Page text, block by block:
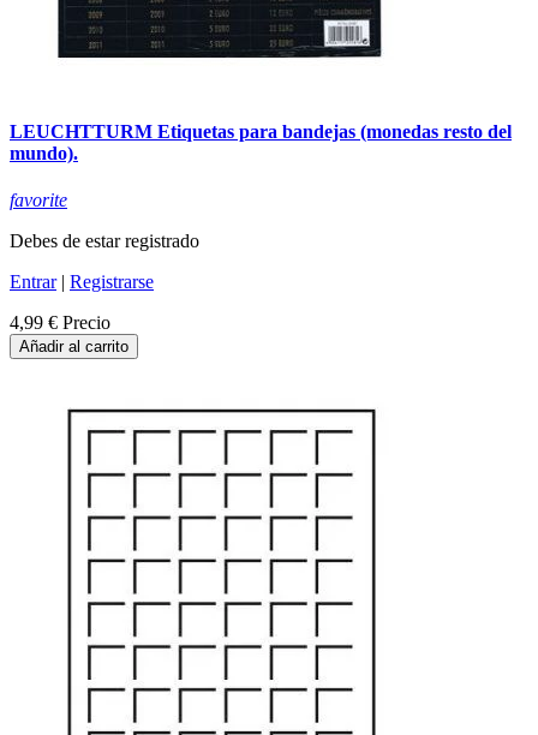
LEUCHTTURM Etiquetas para bandejas (monedas resto del
mundo).
favorite
Debes de estar registrado
Entrar| Registrarse
4,99 € Precio
Añadir al carrito